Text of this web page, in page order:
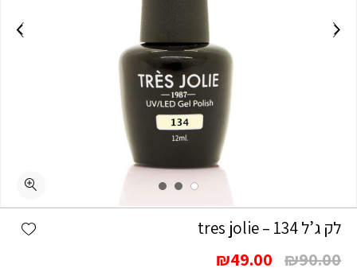
לק ג’ל 134 – tres jolie
₪90.00
המחיר₪49.00
המחיר